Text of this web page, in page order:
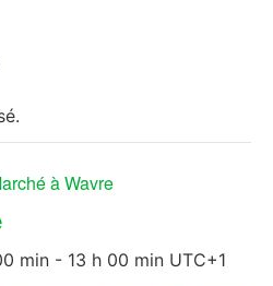
à Wavre
min - 13 h 00 min UTC+1